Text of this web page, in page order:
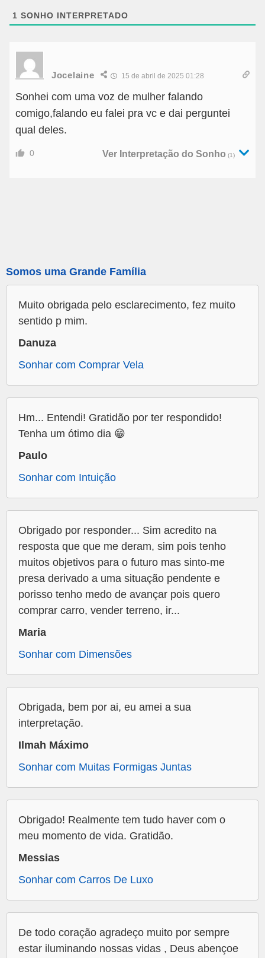
1 SONHO INTERPRETADO
Jocelaine 15 de abril de 2025 01:28
Sonhei com uma voz de mulher falando
comigo,falando eu falei pra vc e dai perguntei
qual deles.
0 Ver Interpretação do Sonho (1)
Somos uma Grande Família
Muito obrigada pelo esclarecimento, fez muito
sentido p mim.
Danuza
Sonhar com Comprar Vela
Hm... Entendi! Gratidão por ter respondido!
Tenha um ótimo dia 😁
Paulo
Sonhar com Intuição
Obrigado por responder... Sim acredito na
resposta que que me deram, sim pois tenho
muitos objetivos para o futuro mas sinto-me
presa derivado a uma situação pendente e
porisso tenho medo de avançar pois quero
comprar carro, vender terreno, ir...
Maria
Sonhar com Dimensões
Obrigada, bem por ai, eu amei a sua
interpretação.
Ilmah Máximo
Sonhar com Muitas Formigas Juntas
Obrigado! Realmente tem tudo haver com o
meu momento de vida. Gratidão.
Messias
Sonhar com Carros De Luxo
De todo coração agradeço muito por sempre
estar iluminando nossas vidas , Deus abençoe